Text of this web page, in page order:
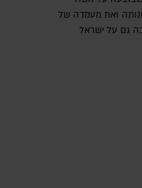
ואת מעמדה של
גם על ישראל